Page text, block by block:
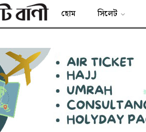
হোম সিলেট